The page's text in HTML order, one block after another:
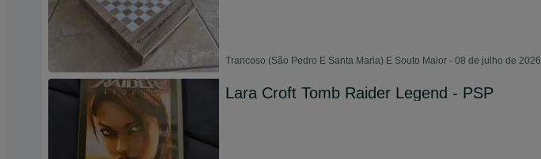
Trancoso (São Pedro E Santa Maria) E Souto Maior - 08 de julho de 2026
Lara Croft Tomb Raider Legend - PSP